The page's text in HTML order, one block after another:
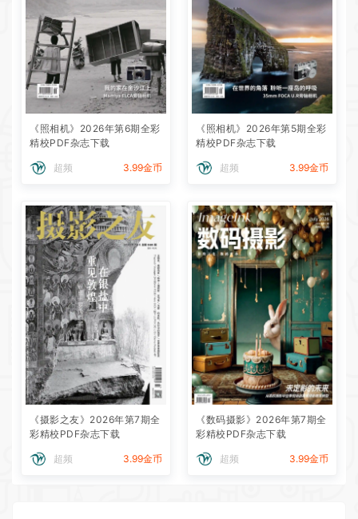
《照相机》2026年第6期全彩
精校PDF杂志下载
超频 3.99金币
《照相机》2026年第5期全彩
精校PDF杂志下载
超频 3.99金币
《摄影之友》2026年第7期全
彩精校PDF杂志下载
超频 3.99金币
《数码摄影》2026年第7期全
彩精校PDF杂志下载
超频 3.99金币